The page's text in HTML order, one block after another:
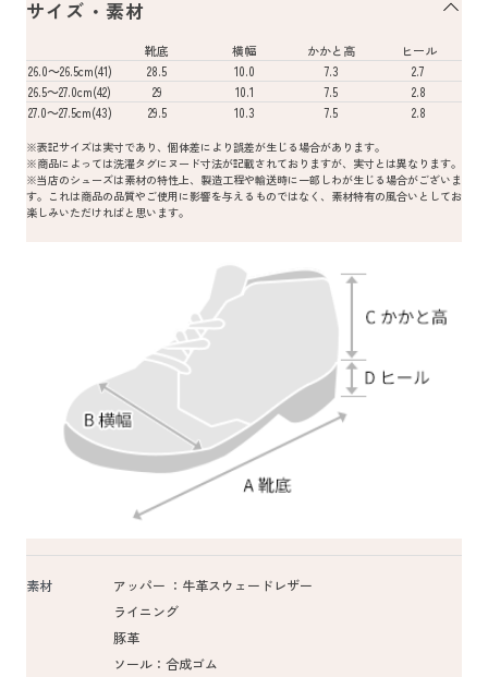
サイズ・素材
靴底 横幅 かかと高
ヒール
26.0～26.5cm(41)
28.5 10.0 7.3
2.7
26.5～27.0cm(42)
29 10.1 7.5
2.8
27.0～27.5cm(43)
29.5 10.3 7.5 2.8
※表記サイズは実寸であり、個体差により誤差が生じる場合があります。
※商品によっては洗濯タグにヌード寸法が記載されておりますが、実寸とは異なります。
※当店のシューズは素材の特性上、製造工程や輸送時に一部しわが生じる場合がございま
す。これは商品の品質やご使用に影響を与えるものではなく、素材特有の風合いとしてお
楽しみいただければと思います。
素材
アッパー ：牛革スウェードレザー
ライニング
豚革
ソール：合成ゴム